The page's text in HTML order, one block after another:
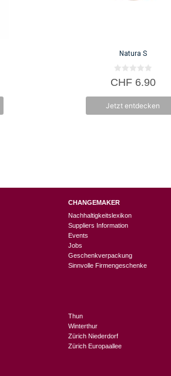
Natura S
0
v
5
CHF6.90
Jetzt entdecken
CHANGEMAKER
Nachhaltigkeitslexikon
Suppliers Information
Events
Jobs
Geschenkverpackung
Sinnvolle Firmengeschenke
Thun
Winterthur
Zürich Niederdorf
Zürich Europaallee